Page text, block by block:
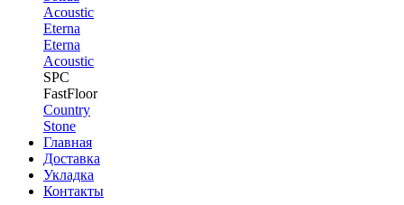
Acoustic
Eterna
Eterna
Acoustic
SPC
FastFloor
Country
Stone
Главная
Доставка
Укладка
Контакты